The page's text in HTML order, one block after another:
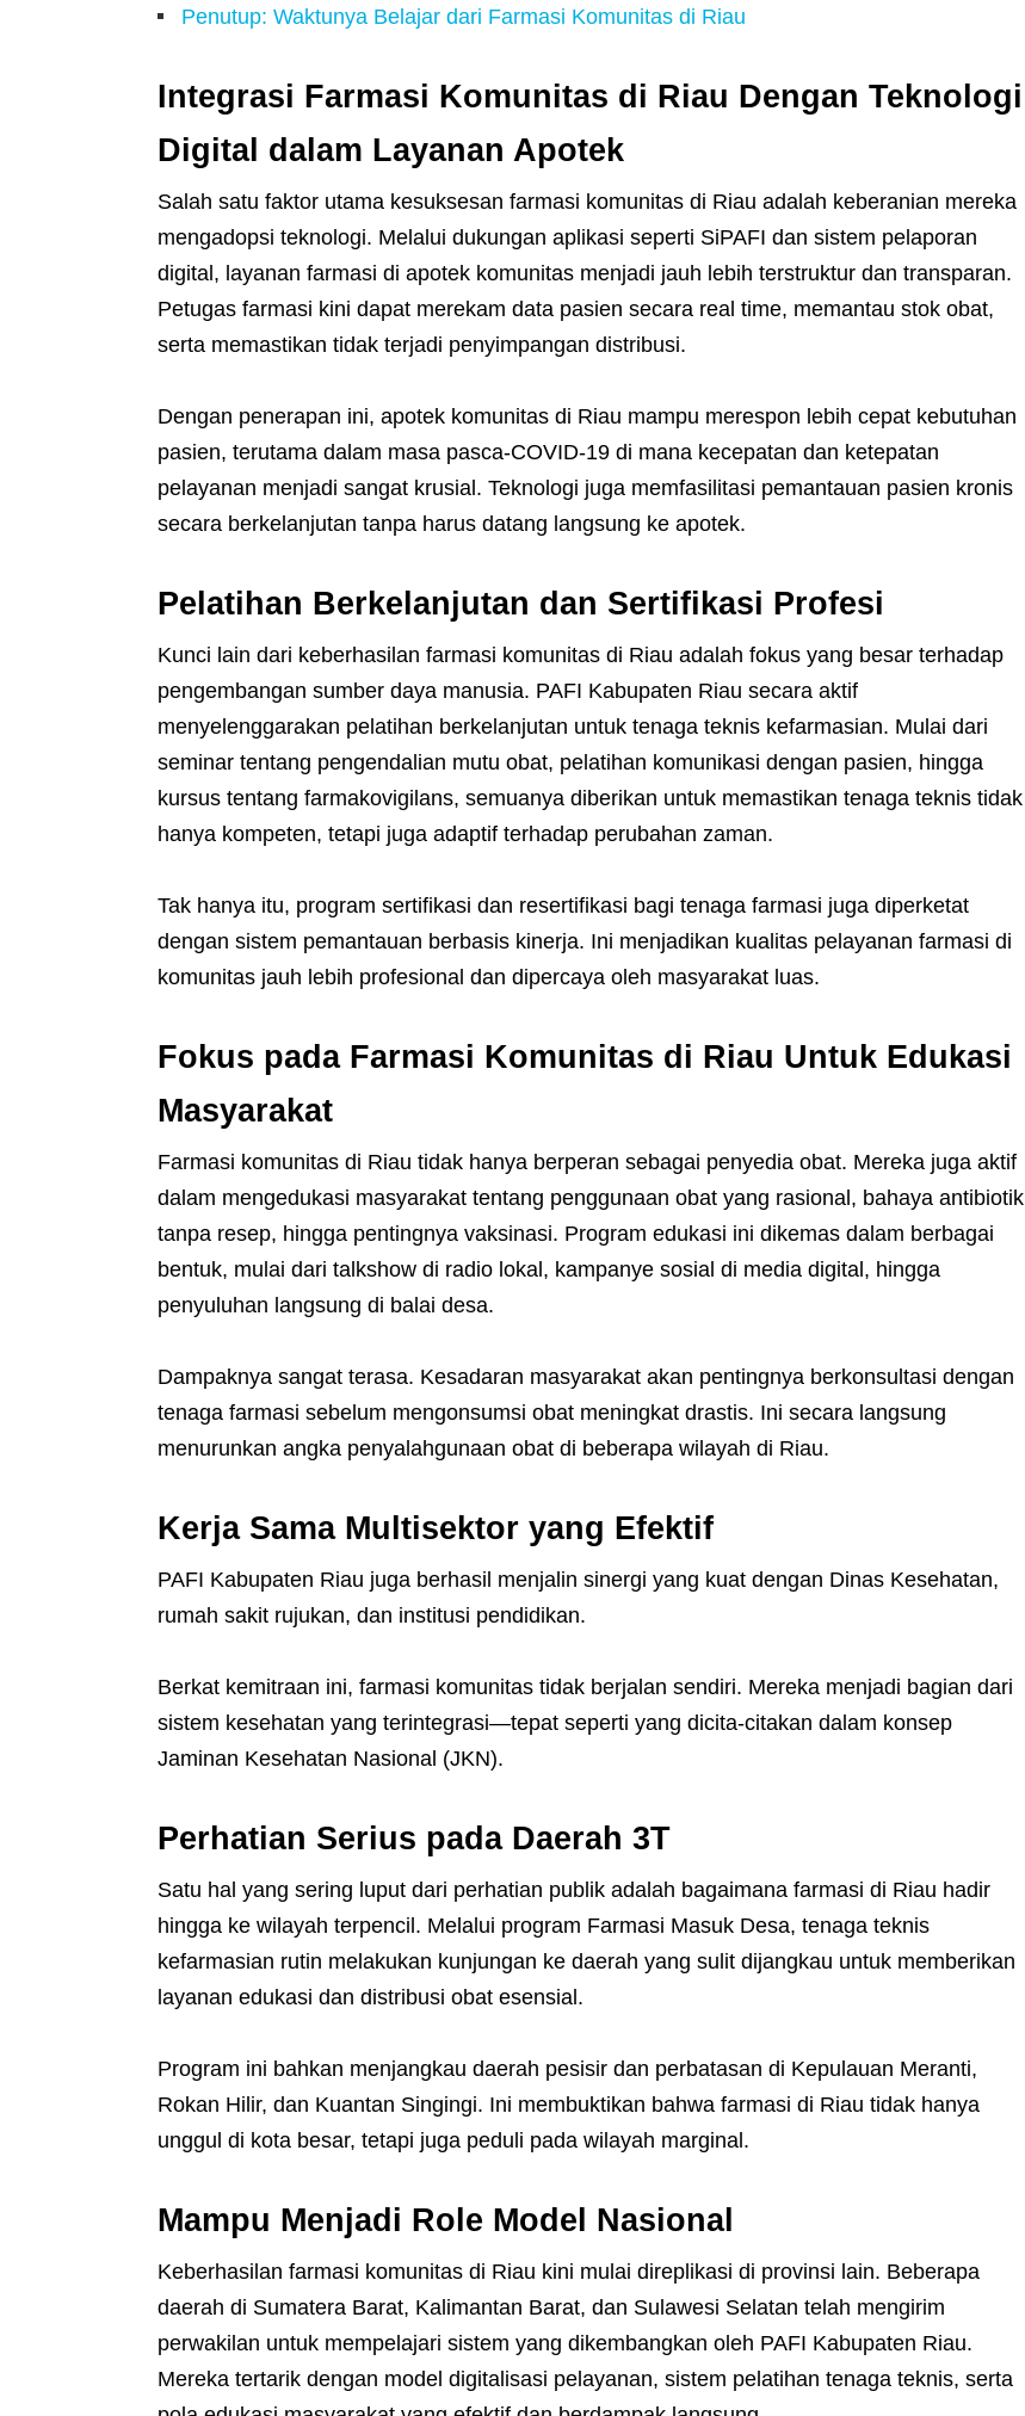
Penutup: Waktunya Belajar dari Farmasi Komunitas di Riau
Integrasi Farmasi Komunitas di Riau Dengan Teknologi
Digital dalam Layanan Apotek
Salah satu faktor utama kesuksesan farmasi komunitas di Riau adalah keberanian mereka
mengadopsi teknologi. Melalui dukungan aplikasi seperti SiPAFI dan sistem pelaporan
digital, layanan farmasi di apotek komunitas menjadi jauh lebih terstruktur dan transparan.
Petugas farmasi kini dapat merekam data pasien secara real time, memantau stok obat,
serta memastikan tidak terjadi penyimpangan distribusi.
Dengan penerapan ini, apotek komunitas di Riau mampu merespon lebih cepat kebutuhan
pasien, terutama dalam masa pasca-COVID-19 di mana kecepatan dan ketepatan
pelayanan menjadi sangat krusial. Teknologi juga memfasilitasi pemantauan pasien kronis
secara berkelanjutan tanpa harus datang langsung ke apotek.
Pelatihan Berkelanjutan dan Sertifikasi Profesi
Kunci lain dari keberhasilan farmasi komunitas di Riau adalah fokus yang besar terhadap
pengembangan sumber daya manusia. PAFI Kabupaten Riau secara aktif
menyelenggarakan pelatihan berkelanjutan untuk tenaga teknis kefarmasian. Mulai dari
seminar tentang pengendalian mutu obat, pelatihan komunikasi dengan pasien, hingga
kursus tentang farmakovigilans, semuanya diberikan untuk memastikan tenaga teknis tidak
hanya kompeten, tetapi juga adaptif terhadap perubahan zaman.
Tak hanya itu, program sertifikasi dan resertifikasi bagi tenaga farmasi juga diperketat
dengan sistem pemantauan berbasis kinerja. Ini menjadikan kualitas pelayanan farmasi di
komunitas jauh lebih profesional dan dipercaya oleh masyarakat luas.
Fokus pada Farmasi Komunitas di Riau Untuk Edukasi
Masyarakat
Farmasi komunitas di Riau tidak hanya berperan sebagai penyedia obat. Mereka juga aktif
dalam mengedukasi masyarakat tentang penggunaan obat yang rasional, bahaya antibiotik
tanpa resep, hingga pentingnya vaksinasi. Program edukasi ini dikemas dalam berbagai
bentuk, mulai dari talkshow di radio lokal, kampanye sosial di media digital, hingga
penyuluhan langsung di balai desa.
Dampaknya sangat terasa. Kesadaran masyarakat akan pentingnya berkonsultasi dengan
tenaga farmasi sebelum mengonsumsi obat meningkat drastis. Ini secara langsung
menurunkan angka penyalahgunaan obat di beberapa wilayah di Riau.
Kerja Sama Multisektor yang Efektif
PAFI Kabupaten Riau juga berhasil menjalin sinergi yang kuat dengan Dinas Kesehatan,
rumah sakit rujukan, dan institusi pendidikan.
Berkat kemitraan ini, farmasi komunitas tidak berjalan sendiri. Mereka menjadi bagian dari
sistem kesehatan yang terintegrasi—tepat seperti yang dicita-citakan dalam konsep
Jaminan Kesehatan Nasional (JKN).
Perhatian Serius pada Daerah 3T
Satu hal yang sering luput dari perhatian publik adalah bagaimana farmasi di Riau hadir
hingga ke wilayah terpencil. Melalui program Farmasi Masuk Desa, tenaga teknis
kefarmasian rutin melakukan kunjungan ke daerah yang sulit dijangkau untuk memberikan
layanan edukasi dan distribusi obat esensial.
Program ini bahkan menjangkau daerah pesisir dan perbatasan di Kepulauan Meranti,
Rokan Hilir, dan Kuantan Singingi. Ini membuktikan bahwa farmasi di Riau tidak hanya
unggul di kota besar, tetapi juga peduli pada wilayah marginal.
Mampu Menjadi Role Model Nasional
Keberhasilan farmasi komunitas di Riau kini mulai direplikasi di provinsi lain. Beberapa
daerah di Sumatera Barat, Kalimantan Barat, dan Sulawesi Selatan telah mengirim
perwakilan untuk mempelajari sistem yang dikembangkan oleh PAFI Kabupaten Riau.
Mereka tertarik dengan model digitalisasi pelayanan, sistem pelatihan tenaga teknis, serta